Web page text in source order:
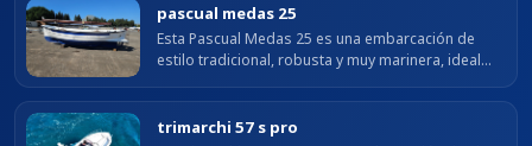
pascual medas 25
Esta Pascual Medas 25 es una embarcación de
estilo tradicional, robusta y muy marinera, ideal
seguridad. Destaca por su casco...
trimarchi 57 s pro